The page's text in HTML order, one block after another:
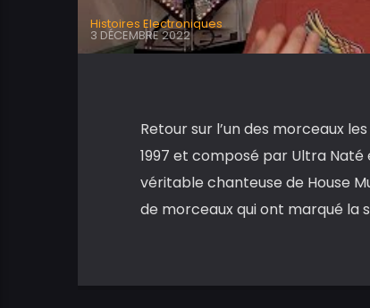
Histoires Electroniques
3 DÉCEMBRE 2022
Retour sur l’un des morceaux
1997 et composé par Ultra Naté
véritable chanteuse de House
de morceaux qui ont marqué la